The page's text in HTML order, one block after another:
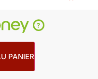
?
PANIER